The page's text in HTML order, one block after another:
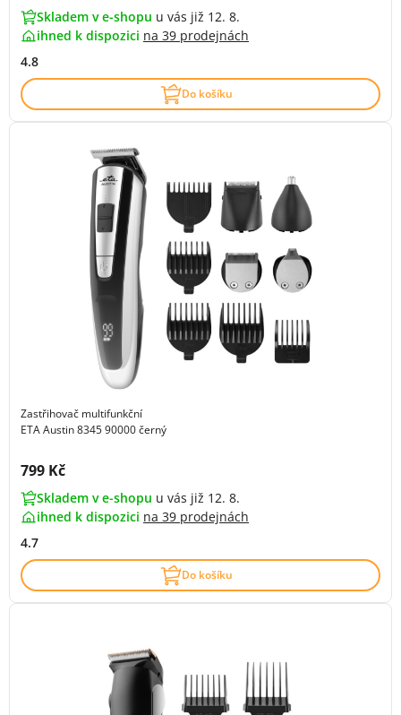
Skladem v e-shopu u vás již 12. 8.
ihned k dispozici na 39 prodejnách
4.8
Do košíku
Zastřihovač multifunkční
ETA Austin 8345 90000 černý
Cena s DPH:
799 Kč
Skladem v e-shopu u vás již 12. 8.
ihned k dispozici na 39 prodejnách
4.7
Do košíku